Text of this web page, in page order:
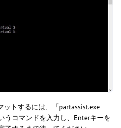
ットするには、「partassist.exe
うコマンドを入力し、Enterキーを